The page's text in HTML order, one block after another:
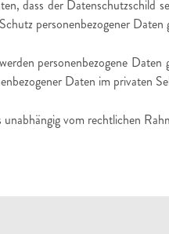
dass der
personenbezogener Daten
personenbezogene
Daten im privaten
vom rechtlichen